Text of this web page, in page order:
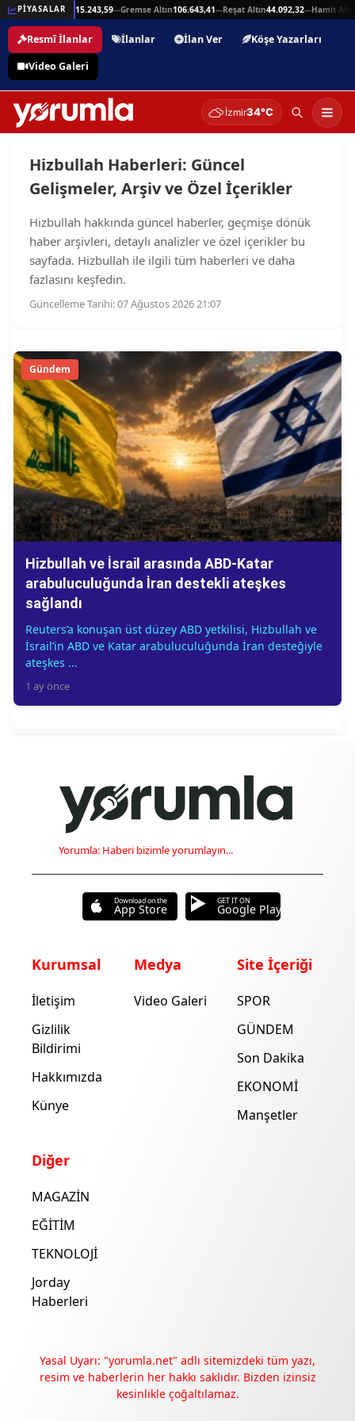
PİYASALAR
—Beşli Altın 215.243,59—Gremse Altın106.643,41—Reşat Altın44.092,32—Hamit Altın
Resmî İlanlar İlanlar İlan Ver
Köşe Yazarları
Video Galeri
İzmir34°C
Hizbullah Haberleri: Güncel
Gelişmeler, Arşiv ve Özel İçerikler
Hizbullah hakkında güncel haberler, geçmişe dönük
haber arşivleri, detaylı analizler ve özel içerikler bu
sayfada. Hizbullah ile ilgili tüm haberleri ve daha
fazlasını keşfedin.
Güncelleme Tarihi: 07 Ağustos 2026 21:07
Gündem
Hizbullah ve İsrail arasında ABD-Katar
arabuluculuğunda İran destekli ateşkes
sağlandı
Reuters’a konuşan üst düzey ABD yetkilisi, Hizbullah ve
İsrail’in ABD ve Katar arabuluculuğunda İran desteğiyle
ateşkes ...
1 ay önce
Yorumla: Haberi bizimle yorumlayın...
Download on the
App Store
GET IT ON
Google Play
Kurumsal
İletişim
Gizlilik
Bildirimi
Hakkımızda
Künye
Medya
Video Galeri
Site İçeriği
SPOR
GÜNDEM
Son Dakika
EKONOMİ
Manşetler
Diğer
MAGAZİN
EĞİTİM
TEKNOLOJİ
Jorday
Haberleri
Yasal Uyarı: "yorumla.net" adlı sitemizdeki tüm yazı,
resim ve haberlerin her hakkı saklıdır. Bizden izinsiz
kesinlikle çoğaltılamaz.